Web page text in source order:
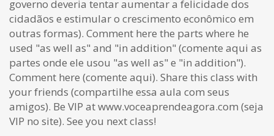
governo deveria tentar aumentar a felicidade dos
cidadãos e estimular o crescimento econômico em
outras formas). Comment here the parts where he
used "as well as" and "in addition" (comente aqui as
partes onde ele usou "as well as" e "in addition").
Comment here (comente aqui). Share this class with
your friends (compartilhe essa aula com seus
amigos). Be VIP at www.voceaprendeagora.com (seja
VIP no site). See you next class!